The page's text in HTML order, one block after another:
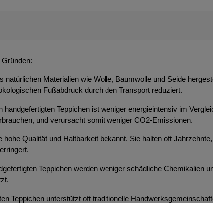
natürlichen Materialien wie Wolle, Baumwolle und Seide
Fußabdruck durch den Transport reduziert.
Teppichen ist weniger energieintensiv im
und verursacht somit weniger CO2-Emissionen.
hohe Qualität und Haltbarkeit bekannt. Sie halten oft
Teppichen werden weniger schädliche Chemikalien
Teppichen unterstützt oft traditionelle